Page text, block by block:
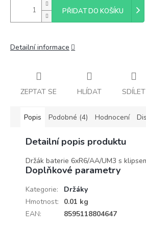
PŘIDAT DO KOŠÍKU
Detailní informace
ZEPTAT SE HLÍDAT SDÍLET
Popis Podobné (4) Hodnocení
Detailní popis produktu
Držák baterie 6xR6/AA/UM3 s
Doplňkové parametry
Kategorie:
Držáky
Hmotnost:
0.01 kg
EAN: 8595118804647